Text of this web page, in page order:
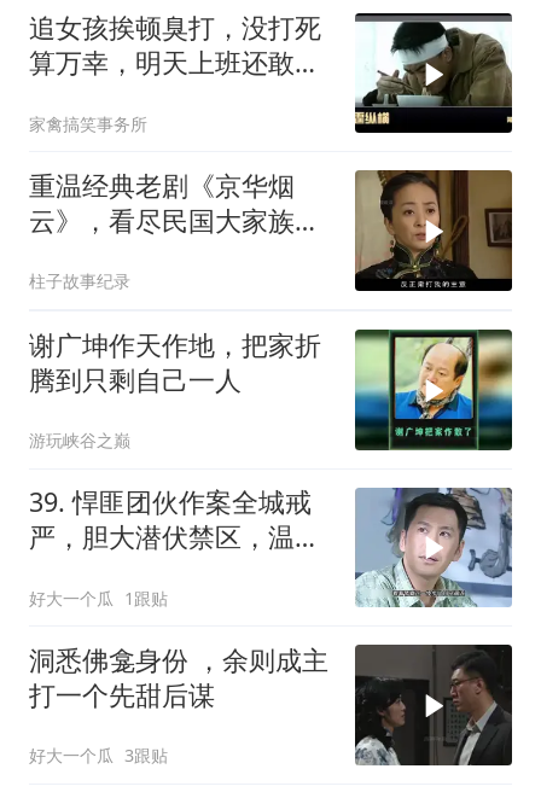
追女孩挨顿臭打，没打死
算万幸，明天上班还敢惹
家禽搞笑事务所
重温经典老剧《京华烟
云》，看尽民国大家族的
柱子故事纪录
谢广坤作天作地，把家折
腾到只剩自己一人
游玩峡谷之巅
39. 悍匪团伙作案全城戒
严，胆大潜伏禁区，温柔
好大一个瓜 1跟贴
洞悉佛龛身份 ，余则成主
打一个先甜后谋
好大一个瓜 3跟贴